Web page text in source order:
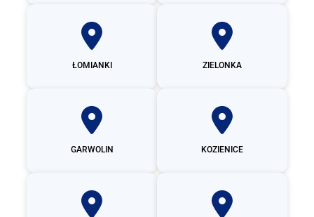
ŁOMIANKI ZIELONKA
GARWOLIN KOZIENICE